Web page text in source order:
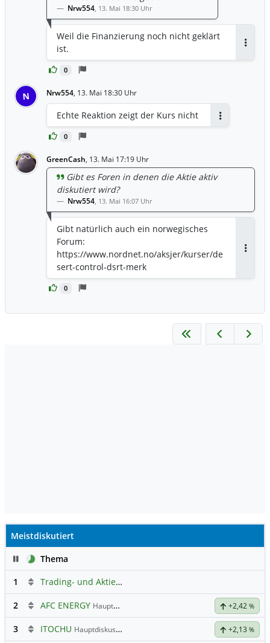
0
Nrw554, 13. Mai 18:30 Uhr
Weil die Finanzierung noch nicht geklärt
ist.
N Nrw554, 13. Mai 18:30 Uhr
0
Echte Reaktion zeigt der Kurs nicht
GreenCash, 13. Mai 17:19 Uhr
0
Gibt es Foren in denen die Aktie aktiv
diskutiert wird?
Nrw554, 13. Mai 16:07 Uhr
Gibt natürlich auch ein norwegisches
Forum:
https://www.nordnet.no/aksjer/kurser/de
sert-control-dsrt-merk
Meistdiskutiert
PauseThema
1
Trading- und Aktien-Chat
2 AFC ENERGY Hauptdiskussion +2,42 %
3 ITOCHU Hauptdiskussion +2,13 %